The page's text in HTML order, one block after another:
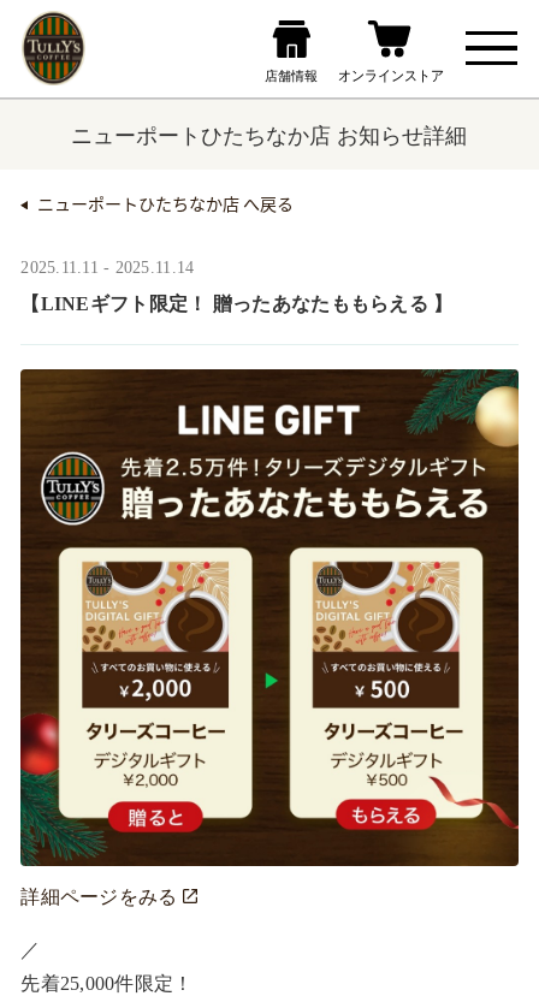
ニューポートひたちなか店 お知らせ詳細
ニューポートひたちなか店 へ戻る
2025.11.11 - 2025.11.14
【LINEギフト限定！ 贈ったあなたももらえる ​】
詳細ページをみる
／ ​
先着25,000件限定！​